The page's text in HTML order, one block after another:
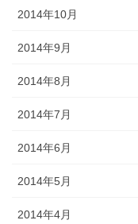
2014年10月
2014年9月
2014年8月
2014年7月
2014年6月
2014年5月
2014年4月